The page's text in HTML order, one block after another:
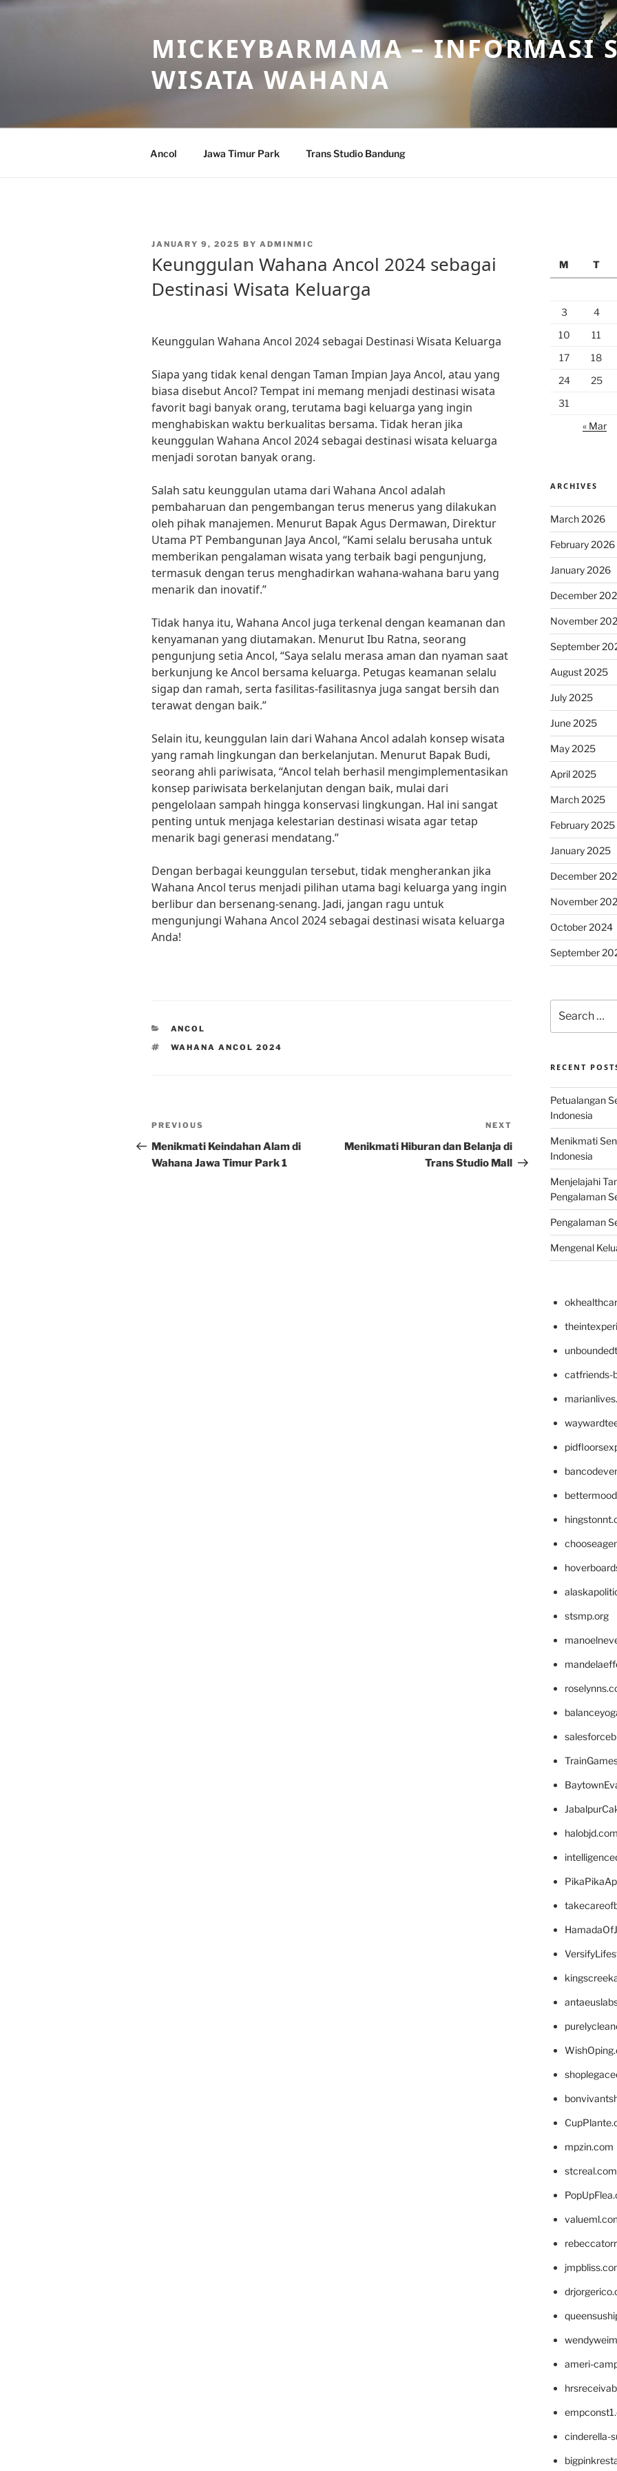
Skip
MICKEYBARMAMA – INFORMASI
WISATA WAHANA
Ancol Jawa Timur Park Trans Studio Bandung
POSTED
JANUARY 9, 2025 BY ADMINMIC
Keunggulan Wahana Ancol 2024 sebagai
Destinasi Wisata Keluarga
Keunggulan Wahana Ancol 2024 sebagai Destinasi Wisata Keluarga
Siapa yang tidak kenal dengan Taman Impian Jaya Ancol, atau yang
biasa disebut Ancol? Tempat ini memang menjadi destinasi wisata
favorit bagi banyak orang, terutama bagi keluarga yang ingin
menghabiskan waktu berkualitas bersama. Tidak heran jika
keunggulan Wahana Ancol 2024 sebagai destinasi wisata keluarga
menjadi sorotan banyak orang.
Salah satu keunggulan utama dari Wahana Ancol adalah
pembaharuan dan pengembangan terus menerus yang dilakukan
oleh pihak manajemen. Menurut Bapak Agus Dermawan, Direktur
Utama PT Pembangunan Jaya Ancol, “Kami selalu berusaha untuk
memberikan pengalaman wisata yang terbaik bagi pengunjung,
termasuk dengan terus menghadirkan wahana-wahana baru yang
menarik dan inovatif.”
Tidak hanya itu, Wahana Ancol juga terkenal dengan keamanan dan
kenyamanan yang diutamakan. Menurut Ibu Ratna, seorang
pengunjung setia Ancol, “Saya selalu merasa aman dan nyaman saat
berkunjung ke Ancol bersama keluarga. Petugas keamanan selalu
sigap dan ramah, serta fasilitas-fasilitasnya juga sangat bersih dan
terawat dengan baik.”
Selain itu, keunggulan lain dari Wahana Ancol adalah konsep wisata
yang ramah lingkungan dan berkelanjutan. Menurut Bapak Budi,
seorang ahli pariwisata, “Ancol telah berhasil mengimplementasikan
konsep pariwisata berkelanjutan dengan baik, mulai dari
pengelolaan sampah hingga konservasi lingkungan. Hal ini sangat
penting untuk menjaga kelestarian destinasi wisata agar tetap
menarik bagi generasi mendatang.”
Dengan berbagai keunggulan tersebut, tidak mengherankan jika
Wahana Ancol terus menjadi pilihan utama bagi keluarga yang ingin
berlibur dan bersenang-senang. Jadi, jangan ragu untuk
mengunjungi Wahana Ancol 2024 sebagai destinasi wisata keluarga
Anda!
CATEGORIES
ANCOL
TAGS
WAHANA ANCOL 2024
Post
navigation
Previous
Post
PREVIOUS
Menikmati Keindahan Alam di
Wahana Jawa Timur Park 1
Post
NEXT
Menikmati Hiburan dan Belanja di
Trans Studio Mall
M
T
3
4
10
11
17
18
24
25
31
« Mar
ARCHIVES
March 2026
February 2026
January 2026
December
November
September
August 2025
July 2025
June 2025
May 2025
April 2025
March 2025
February 2025
January 2025
December
November
October 2024
September
for:
RECENT
Petualangan
Indonesia
Menikmati
Indonesia
Menjelajahi
Pengalaman
Pengalaman
Mengenal
catfriends-
stsmp.org
halobjd.com
mpzin.com
stcreal.com
ameri-
cinderella-